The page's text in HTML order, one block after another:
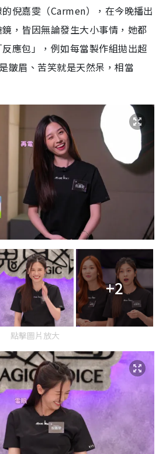
倪嘉雯（Carmen），在今晚播出
，皆因無論發生大小事情，她都
應包」，例如每當製作組拋出超
皺眉、苦笑就是天然呆，相當
+2
點擊圖片放大